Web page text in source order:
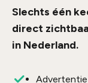
Slechts één
direct
in Nederland.
Advertentie